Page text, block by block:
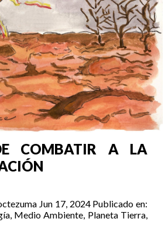
COMBATIR A LA
Jun 17, 2024 Publicado en:
, Medio Ambiente, Planeta Tierra,